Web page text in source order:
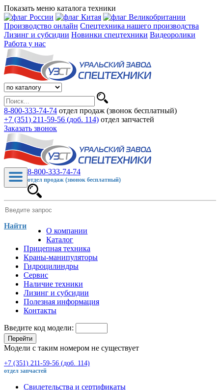
Показать меню каталога техники
Производство онлайн Спецтехника нашего производства
Лизинг и субсидии Новинки спецтехники Видеоролики
Работа у нас
8-800-333-74-74 отдел продаж (звонок бесплатный)
+7 (351) 211-59-56 (доб. 114) отдел запчастей
Заказать звонок
8-800-333-74-74
отдел продаж (звонок бесплатный)
Найти
О компании
Каталог
Прицепная техника
Краны-манипуляторы
Гидроцилиндры
Сервис
Наличие техники
Лизинг и субсидии
Полезная информация
Контакты
Введите код модели:
Перейти
Модели с таким номером не существует
+7 (351) 211-59-56 (доб. 114)
отдел запчастей
Свидетельства и сертификаты